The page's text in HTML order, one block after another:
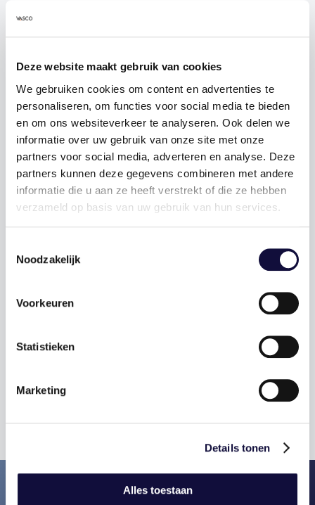
Deze website maakt gebruik van cookies
We gebruiken cookies om content en advertenties te
personaliseren, om functies voor social media te bieden
en om ons websiteverkeer te analyseren. Ook delen we
informatie over uw gebruik van onze site met onze
partners voor social media, adverteren en analyse. Deze
partners kunnen deze gegevens combineren met andere
informatie die u aan ze heeft verstrekt of die ze hebben
verzameld op basis van uw gebruik van hun services.
Noodzakelijk
Voorkeuren
Statistieken
Marketing
Details tonen
Alles toestaan
dan 100.000 kinderen die hun verjaardag
geld voor is.Stichting Jarige Jobhelpt
deze kinderen door het geven van een
verjaardagsbox t.w.v. €35,-. Hierin zit alles
wat nodig is voor een echte verjaardag
thuis én op school. Vasco Consult
ondersteunt Stichting Jarige Job bij het
optimaliseren van de logistieke processen
en planningsprocedures.